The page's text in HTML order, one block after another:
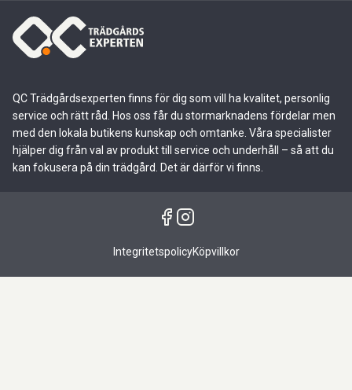
QC Trädgårdsexperten finns för dig som vill ha kvalitet, personlig
service och rätt råd. Hos oss får du stormarknadens fördelar men
med den lokala butikens kunskap och omtanke. Våra specialister
hjälper dig från val av produkt till service och underhåll – så att du
kan fokusera på din trädgård. Det är därför vi finns.
IntegritetspolicyKöpvillkor